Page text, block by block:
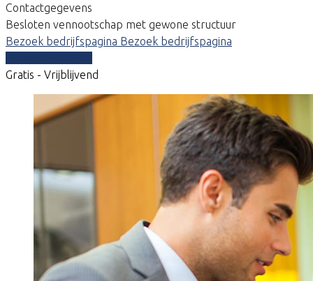
Contactgegevens
Besloten vennootschap met gewone structuur
Bezoek bedrijfspagina Bezoek bedrijfspagina
Gratis - Vrijblijvend